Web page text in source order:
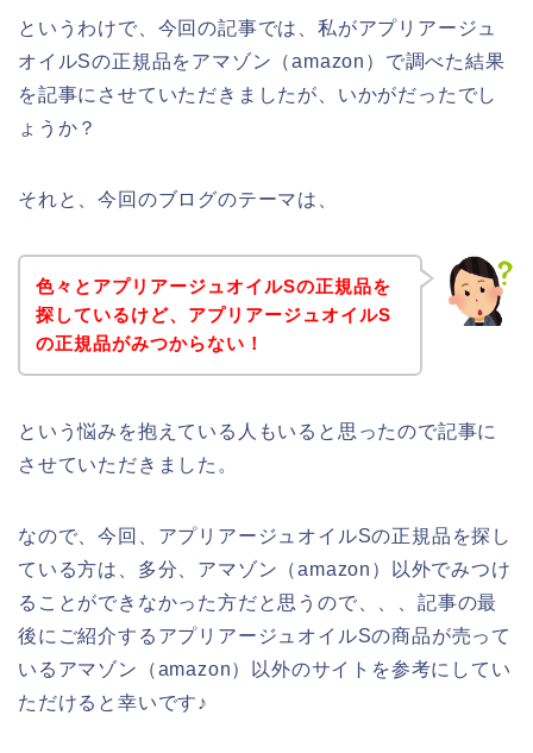
というわけで、今回の記事では、私がアプリアージュ
オイルSの正規品をアマゾン（amazon）で調べた結果
を記事にさせていただきましたが、いかがだったでし
ょうか？
それと、今回のブログのテーマは、
色々とアプリアージュオイルSの正規品を
探しているけど、アプリアージュオイルS
の正規品がみつからない！
という悩みを抱えている人もいると思ったので記事に
させていただきました。
なので、今回、アプリアージュオイルSの正規品を探し
ている方は、多分、アマゾン（amazon）以外でみつけ
ることができなかった方だと思うので、、、記事の最
後にご紹介するアプリアージュオイルSの商品が売って
いるアマゾン（amazon）以外のサイトを参考にしてい
ただけると幸いです♪